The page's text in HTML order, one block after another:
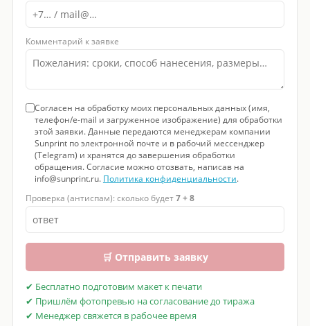
Комментарий к заявке
Согласен на обработку моих персональных данных (имя,
телефон/e-mail и загруженное изображение) для обработки
этой заявки. Данные передаются менеджерам компании
Sunprint по электронной почте и в рабочий мессенджер
(Telegram) и хранятся до завершения обработки
обращения. Согласие можно отозвать, написав на
info@sunprint.ru. Политика конфиденциальности.
Проверка (антиспам): сколько будет7 + 8
🛒 Отправить заявку
✔ Бесплатно подготовим макет к печати
✔ Пришлём фотопревью на согласование до тиража
✔ Менеджер свяжется в рабочее время